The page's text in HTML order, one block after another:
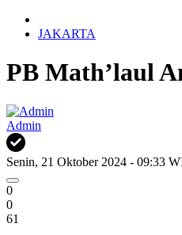
JAKARTA
PB Math’laul
Admin
Senin, 21 Oktober 2024 - 09:33
0
0
61